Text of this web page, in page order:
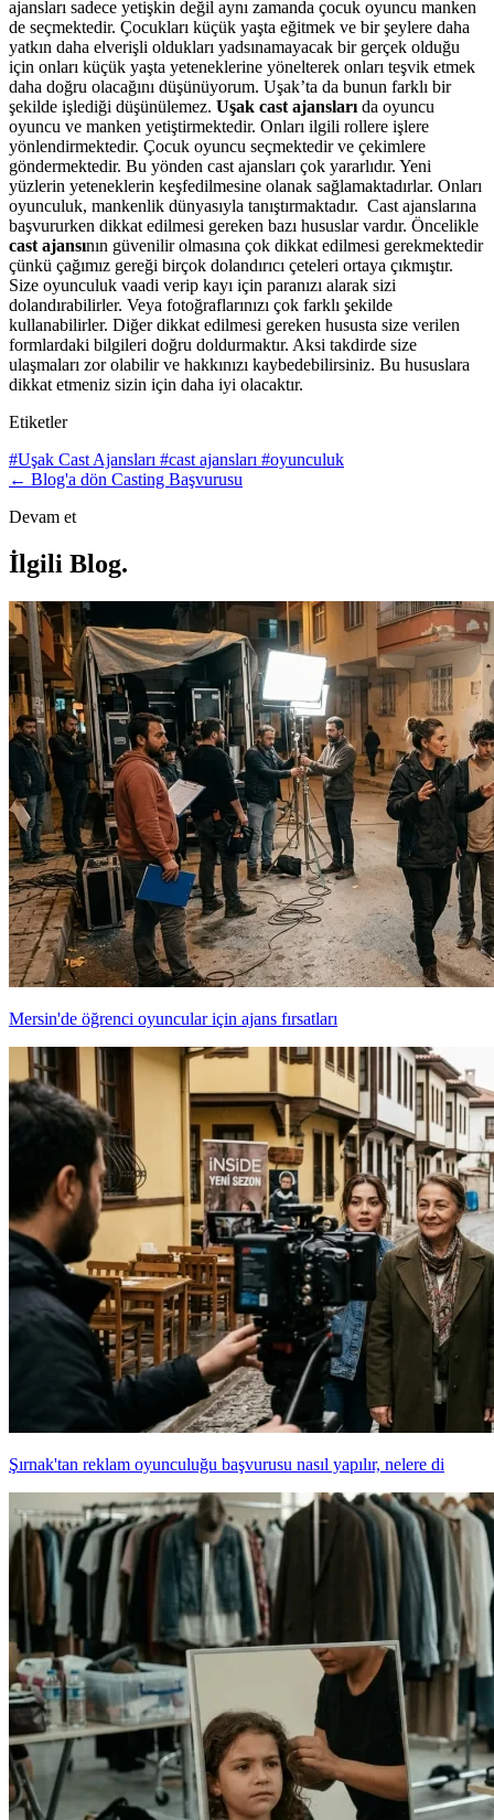
ajansları sadece yetişkin değil aynı zamanda çocuk oyuncu manken
de seçmektedir. Çocukları küçük yaşta eğitmek ve bir şeylere daha
yatkın daha elverişli oldukları yadsınamayacak bir gerçek olduğu
için onları küçük yaşta yeteneklerine yönelterek onları teşvik etmek
daha doğru olacağını düşünüyorum. Uşak’ta da bunun farklı bir
şekilde işlediği düşünülemez. Uşak cast ajansları da oyuncu
oyuncu ve manken yetiştirmektedir. Onları ilgili rollere işlere
yönlendirmektedir. Çocuk oyuncu seçmektedir ve çekimlere
göndermektedir. Bu yönden cast ajansları çok yararlıdır. Yeni
yüzlerin yeteneklerin keşfedilmesine olanak sağlamaktadırlar. Onları
oyunculuk, mankenlik dünyasıyla tanıştırmaktadır. Cast ajanslarına
başvururken dikkat edilmesi gereken bazı hususlar vardır. Öncelikle
cast ajansının güvenilir olmasına çok dikkat edilmesi gerekmektedir
çünkü çağımız gereği birçok dolandırıcı çeteleri ortaya çıkmıştır.
Size oyunculuk vaadi verip kayı için paranızı alarak sizi
dolandırabilirler. Veya fotoğraflarınızı çok farklı şekilde
kullanabilirler. Diğer dikkat edilmesi gereken hususta size verilen
formlardaki bilgileri doğru doldurmaktır. Aksi takdirde size
ulaşmaları zor olabilir ve hakkınızı kaybedebilirsiniz. Bu hususlara
dikkat etmeniz sizin için daha iyi olacaktır.
Etiketler
#Uşak Cast Ajansları #cast ajansları #oyunculuk
← Blog'a dön Casting Başvurusu
Devam et
İlgili Blog.
Mersin'de öğrenci oyuncular için ajans fırsatları
Şırnak'tan reklam oyunculuğu başvurusu nasıl yapılır, nelere di